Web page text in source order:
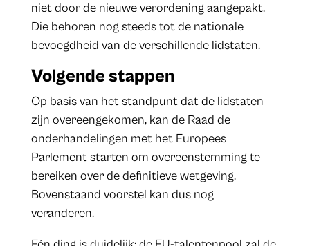
niet door de nieuwe verordening aangepakt.
Die behoren nog steeds tot de nationale
bevoegdheid van de verschillende lidstaten.
Volgende stappen
Op basis van het standpunt dat de lidstaten
zijn overeengekomen, kan de Raad de
onderhandelingen met het Europees
Parlement starten om overeenstemming te
bereiken over de definitieve wetgeving.
Bovenstaand voorstel kan dus nog
veranderen.